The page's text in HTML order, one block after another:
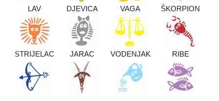
LAV DJEVICA VAGA ŠKORPION
STRIJELAC JARAC VODENJAK RIBE